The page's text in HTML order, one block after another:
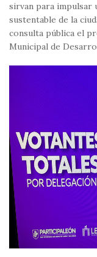
sirvan para impulsar
sustentable de la
consulta pública el
Municipal de